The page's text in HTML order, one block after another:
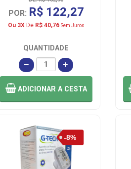
POR: R$ 122,27
Ou 3XDe R$ 40,76 Sem Juros
QUANTIDADE
ADICIONAR A CESTA